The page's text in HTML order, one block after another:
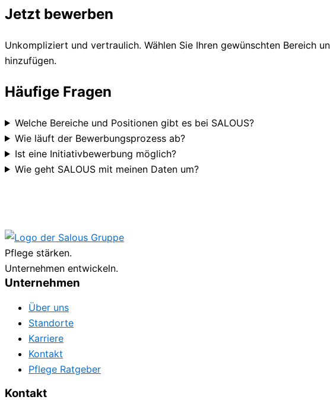
Jetzt bewerben
Unkompliziert und vertraulich. Wählen Sie Ihren gewünschten Bereich
hinzufügen.
Häufige Fragen
Welche Bereiche und Positionen gibt es bei SALOUS?
Wie läuft der Bewerbungsprozess ab?
Ist eine Initiativbewerbung möglich?
Wie geht SALOUS mit meinen Daten um?
Pflege stärken.
Unternehmen entwickeln.
Unternehmen
Über uns
Standorte
Karriere
Kontakt
Pflege Ratgeber
Kontakt